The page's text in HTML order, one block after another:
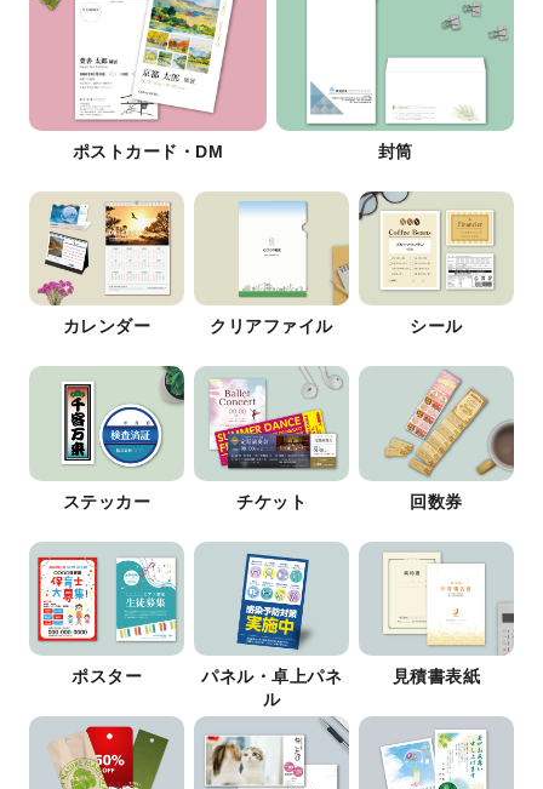
ポストカード・DM 封筒
カレンダー クリアファイル シール
ステッカー チケット 回数券
ポスター
パネル・卓上パネ
ル
見積書表紙